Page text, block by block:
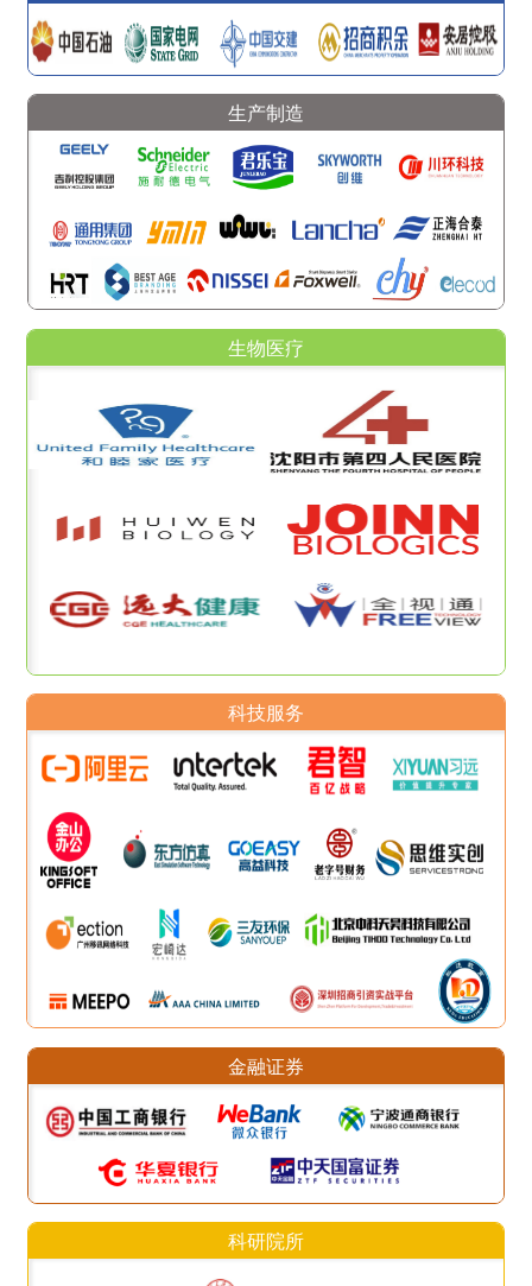
生产制造
生物医疗
科技服务
金融证券
科研院所